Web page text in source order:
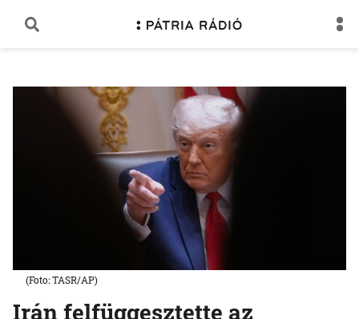
Irán felfüggesztette az
(Foto: TASR/AP)